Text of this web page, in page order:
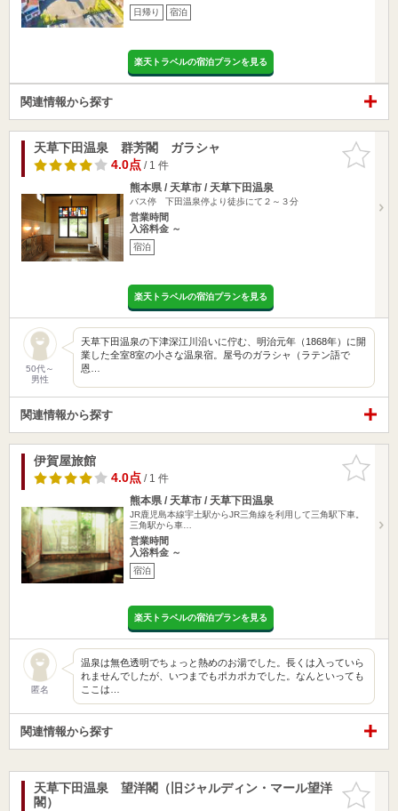
日帰り 宿泊
楽天トラベルの宿泊プランを見る
関連情報から探す
お気に入
りに追加
天草下田温泉 群芳閣 ガラシャ
4.0点/ 1 件
熊本県 / 天草市 / 天草下田温泉
バス停 下田温泉停より徒歩にて２～３分
営業時間
入浴料金 ～
宿泊
楽天トラベルの宿泊プランを見る
50代～
男性
天草下田温泉の下津深江川沿いに佇む、明治元年（1868年）に開
業した全室8室の小さな温泉宿。屋号のガラシャ（ラテン語で
恩…
関連情報から探す
お気に入
りに追加
伊賀屋旅館
4.0点/ 1 件
熊本県 / 天草市 / 天草下田温泉
JR鹿児島本線宇土駅からJR三角線を利用して三角駅下車。
三角駅から車…
営業時間
入浴料金 ～
宿泊
楽天トラベルの宿泊プランを見る
匿名
温泉は無色透明でちょっと熱めのお湯でした。長くは入っていら
れませんでしたが、いつまでもポカポカでした。なんといっても
ここは…
関連情報から探す
お気に入
りに追加
天草下田温泉 望洋閣（旧ジャルディン・マール望洋
閣）